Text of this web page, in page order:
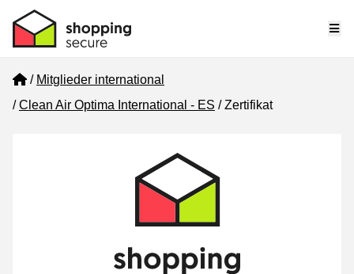
Home
Mitglieder international
Clean Air Optima International - ES
Zertifikat